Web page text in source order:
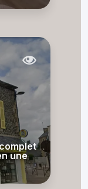
une